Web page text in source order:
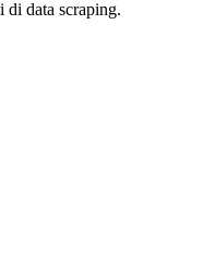
di data scraping.